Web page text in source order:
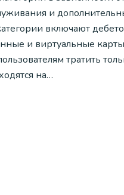
и
включают
и виртуальные
тратить
на…